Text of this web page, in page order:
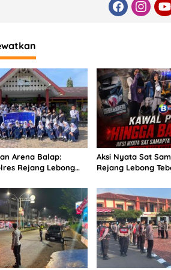
Arena Balap:
Rejang Lebong
Aksi Nyata Sat
Rejang Lebong